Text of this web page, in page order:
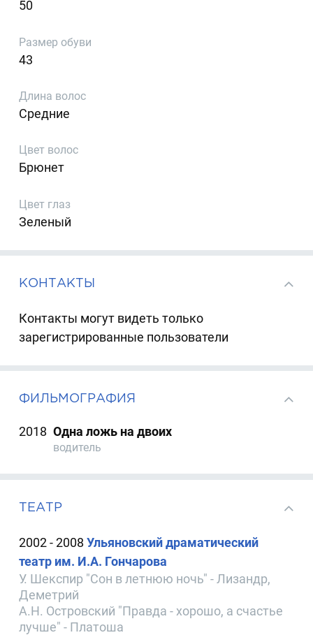
50
Размер обуви
43
Длина волос
Средние
Цвет волос
Брюнет
Цвет глаз
Зеленый
КОНТАКТЫ
Контакты могут видеть только
зарегистрированные пользователи
ФИЛЬМОГРАФИЯ
2018 Одна ложь на двоих
водитель
ТЕАТР
2002 - 2008Ульяновский драматический
театр им. И.А. Гончарова
У. Шекспир "Сон в летнюю ночь" - Лизандр,
Деметрий
А.Н. Островский "Правда - хорошо, а счастье
лучше" - Платоша